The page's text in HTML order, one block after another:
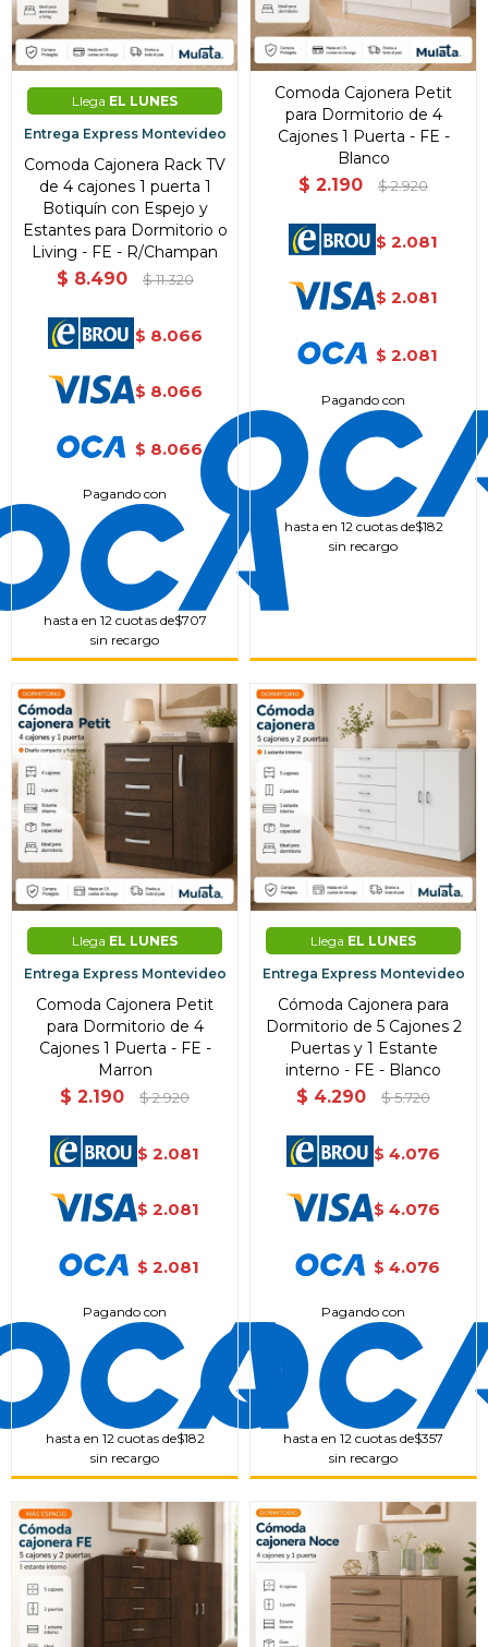
Llega EL LUNES
Entrega Express Montevideo
Comoda Cajonera Rack TV
de 4 cajones 1 puerta 1
Botiquín con Espejo y
Estantes para Dormitorio o
Living - FE - R/Champan
$ 8.490 $ 11.320
$ 8.066
$ 8.066
$ 8.066
Pagando con
hasta en 12 cuotas de$707
sin recargo
Comoda Cajonera Petit
para Dormitorio de 4
Cajones 1 Puerta - FE -
Blanco
$ 2.190 $ 2.920
$ 2.081
$ 2.081
$ 2.081
Pagando con
hasta en 12 cuotas de$182
sin recargo
Llega EL LUNES
Entrega Express Montevideo
Comoda Cajonera Petit
para Dormitorio de 4
Cajones 1 Puerta - FE -
Marron
$ 2.190 $ 2.920
$ 2.081
$ 2.081
$ 2.081
Pagando con
hasta en 12 cuotas de$182
sin recargo
Llega EL LUNES
Entrega Express Montevideo
Cómoda Cajonera para
Dormitorio de 5 Cajones 2
Puertas y 1 Estante
interno - FE - Blanco
$ 4.290 $ 5.720
$ 4.076
$ 4.076
$ 4.076
Pagando con
hasta en 12 cuotas de$357
sin recargo